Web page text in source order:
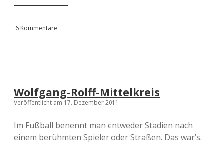
a
&
J
p
p
&
6 Kommentare
Wolfgang-Rolff-Mittelkreis
Veröffentlicht am 17. Dezember 2011
Im Fußball benennt man entweder Stadien nach
einem berühmten Spieler oder Straßen. Das war’s.